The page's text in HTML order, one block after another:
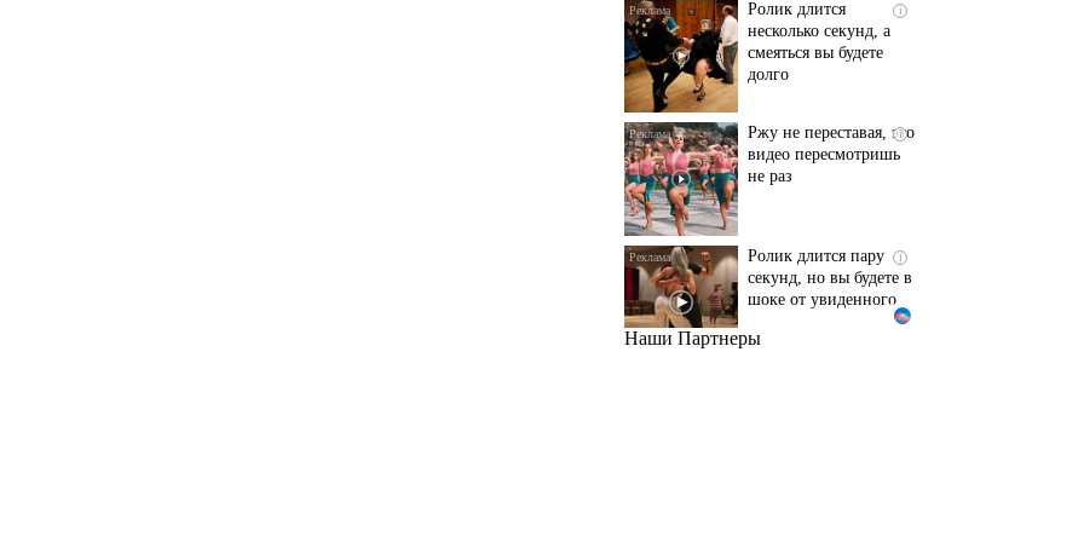
смеяться вы будете
видео пересмотришь
не раз
секунд, но вы будете в
шоке от увиденного
Королева вагона
Наши Партнеры